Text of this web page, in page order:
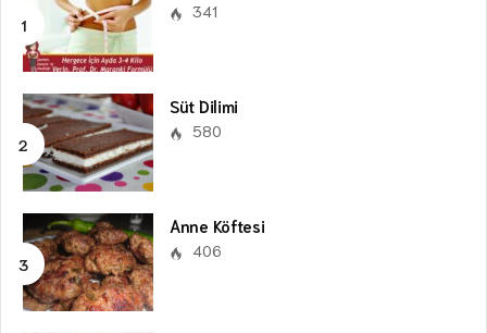
341
Süt Dilimi
580
Anne Köftesi
406